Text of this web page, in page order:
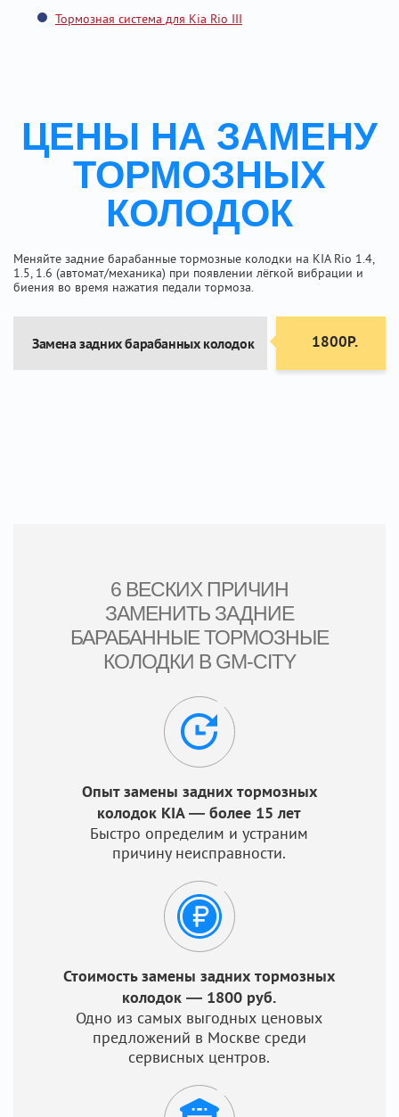
Тормозная система для Kia Rio III
ЦЕНЫ НА ЗАМЕНУ
ТОРМОЗНЫХ
КОЛОДОК
Меняйте задние барабанные тормозные колодки на KIA Rio 1.4,
1.5, 1.6 (автомат/механика) при появлении лёгкой вибрации и
биения во время нажатия педали тормоза.
Замена задних барабанных колодок 1800Р.
6 ВЕСКИХ ПРИЧИН
ЗАМЕНИТЬ ЗАДНИЕ
БАРАБАННЫЕ ТОРМОЗНЫЕ
КОЛОДКИ В GM-CITY
Опыт замены задних тормозных
колодок KIA — более 15 лет
Быстро определим и устраним
причину неисправности.
Стоимость замены задних тормозных
колодок — 1800 руб.
Одно из самых выгодных ценовых
предложений в Москве среди
сервисных центров.